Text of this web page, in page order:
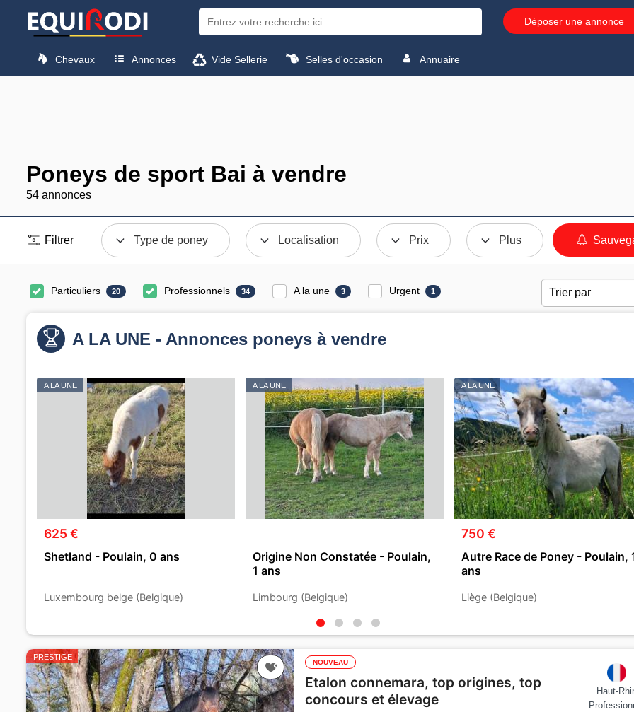
Déposer une annonce
Chevaux Annonces Vide Sellerie Selles d'occasion Annuaire
Poneys de sport Bai à vendre
54 annonces
Filtrer Type de poney Localisation Prix Plus
Particuliers 20 Professionnels 34 A la une 3 Urgent 1
A LA UNE - Annonces poneys à vendre
A LA UNE
625 €
Shetland - Poulain, 0 ans
Luxembourg belge (Belgique)
A LA UNE
Origine Non Constatée - Poulain,
1 ans
Limbourg (Belgique)
A LA UNE
750 €
Autre Race de Poney - Poulain,
ans
Liège (Belgique)
PRESTIGE
NOUVEAU
Etalon connemara, top origines, top
concours et élevage
Haut-